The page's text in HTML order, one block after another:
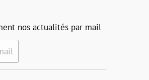
nos actualités par mail